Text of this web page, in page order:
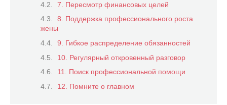
7. Пересмотр финансовых целей
8. Поддержка профессионального роста
жены
9. Гибкое распределение обязанностей
10. Регулярный откровенный разговор
11. Поиск профессиональной помощи
12. Помните о главном